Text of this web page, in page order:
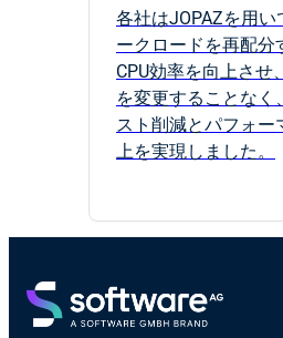
各社はJOPAZを用い
ークロードを再配分
CPU効率を向上させ
を変更することなく
スト削減とパフォー
上を実現しました。